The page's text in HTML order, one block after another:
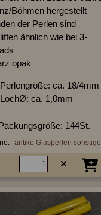
Böhmen hergestellt
der Perlen sind
ähnlich wie bei 3-
opak
Perlengröße: ca. 18/4mm
LochØ: ca. 1,0mm
144St.
antike Glasperlen sonstige